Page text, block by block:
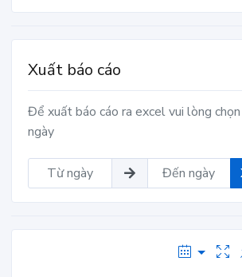
Xuất báo cáo
Để xuất báo cáo ra excel vui lòng
ngày